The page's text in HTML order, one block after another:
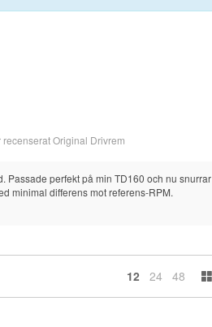
recenseratOriginal Drivrem
Passade perfekt på min TD160 och nu snurrar
minimal differens mot referens-RPM.
12 24 48